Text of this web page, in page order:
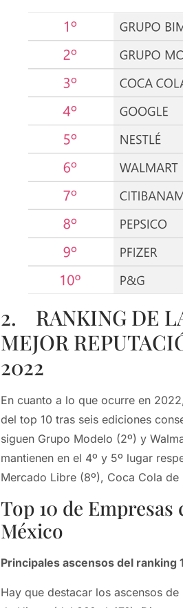
2. RANKING DE
MEJOR
2022
En cuanto a lo que ocurre en
del top 10 tras seis ediciones
siguen Grupo Modelo (2º) y
mantienen en el 4º y 5º lugar
Mercado Libre (8º), Coca Cola
Top 10 de
México
Principales ascensos del ranking
Hay que destacar los ascensos